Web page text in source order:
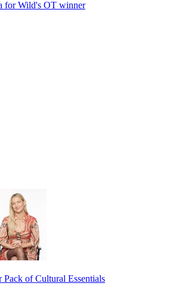
for Wild's OT winner
Pack of Cultural Essentials